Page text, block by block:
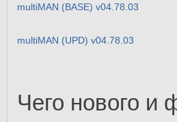
multiMAN (BASE) v04.78.03
multiMAN (UPD) v04.78.03
Чего нового